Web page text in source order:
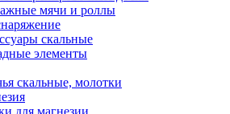
мячи и роллы
скальные
элементы
скальные, молотки
для магнезии